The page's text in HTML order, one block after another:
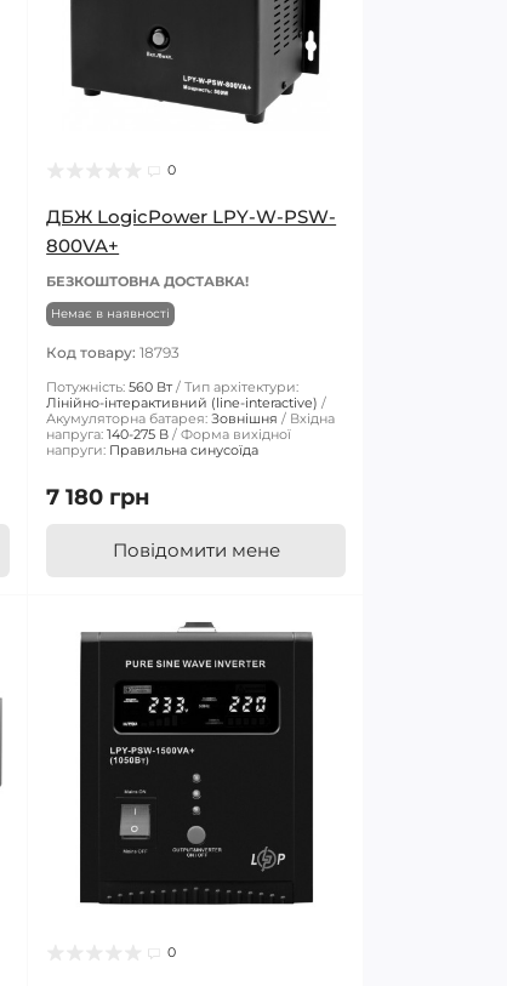
0
ДБЖ LogicPower LPY-W-PSW-
800VA+
БЕЗКОШТОВНА ДОСТАВКА!
Немає в наявності
Код товару:18793
Потужність: 560 Вт
Тип архітектури:
Лінійно-інтерактивний (line-interactive)
Акумуляторна батарея: Зовнішня
Вхідна
напруга: 140-275 В
Форма вихідної
напруги: Правильна синусоїда
7 180 грн
Повідомити мене
0